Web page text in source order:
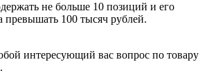
не больше 10 позиций и его
превышать 100 тысяч рублей.
интересующий вас вопрос по товару